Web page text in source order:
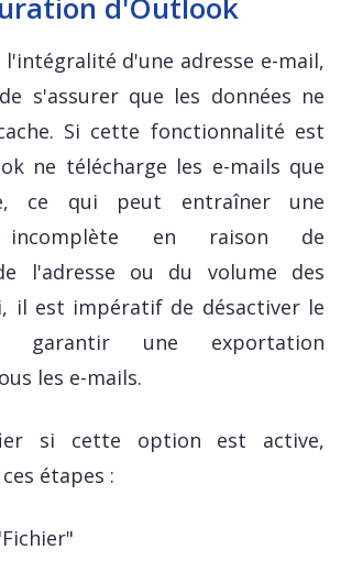
d'une adresse e-mail,
s'assurer que les données ne
Si cette fonctionnalité est
ne télécharge les e-mails que
ce qui peut entraîner une
incomplète en raison de
l'adresse ou du volume des
il est impératif de désactiver le
garantir une exportation
les e-mails.
si cette option est active,
étapes :